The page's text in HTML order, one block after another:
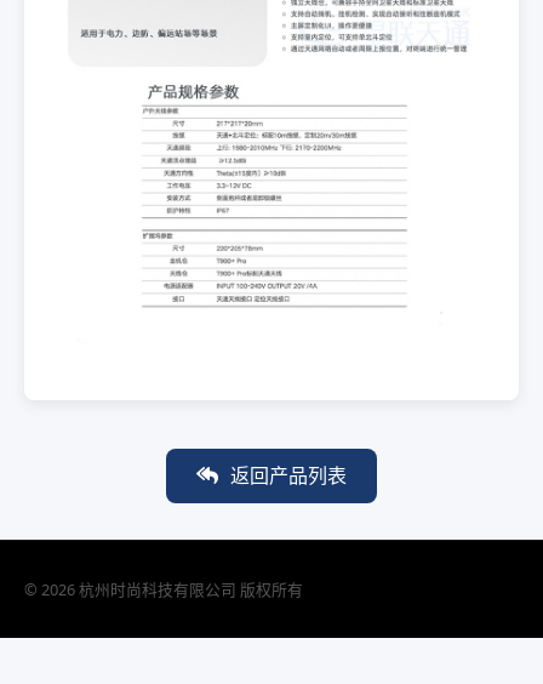
返回产品列表
© 2026 杭州时尚科技有限公司 版权所有